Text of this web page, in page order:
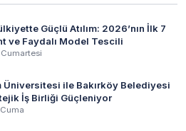
Güçlü Atılım: 2026’nın İlk 7
ve Faydalı Model Tescili
Üniversitesi ile Bakırköy Belediyesi
İş Birliği Güçleniyor